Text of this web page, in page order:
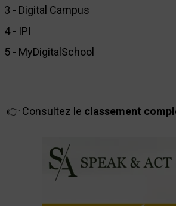
3 - Digital Campus
4 - IPI
5 - MyDigitalSchool
👉 Consultez le classement